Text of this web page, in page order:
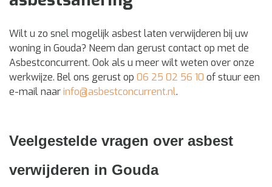
Wilt u zo snel mogelijk asbest laten verwijderen bij uw
woning in Gouda? Neem dan gerust contact op met de
Asbestconcurrent. Ook als u meer wilt weten over onze
werkwijze. Bel ons gerust op 06 25 02 56 10 of stuur een
e-mail naarinfo@asbestconcurrent.nl.
Veelgestelde vragen over asbest
verwijderen in Gouda